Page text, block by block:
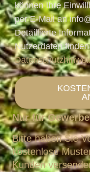
können Ihre
per E-Mail an
Detaillierte
Nutzerdaten
Nur für
Bitte haben Sie
kostenlose
Kunden